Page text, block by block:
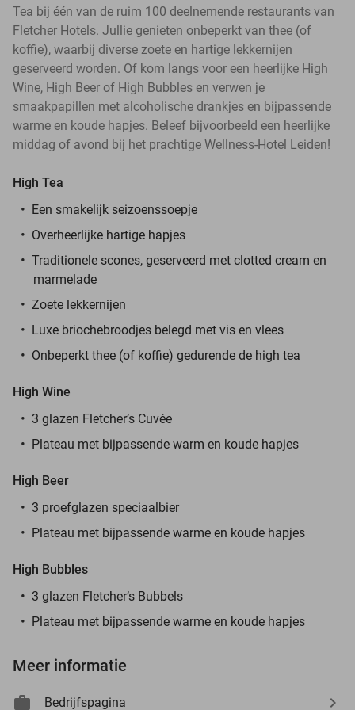
Tea bij één van de ruim 100 deelnemende restaurants van
Fletcher Hotels. Jullie genieten onbeperkt van thee (of
koffie), waarbij diverse zoete en hartige lekkernijen
geserveerd worden. Of kom langs voor een heerlijke High
Wine, High Beer of High Bubbles en verwen je
smaakpapillen met alcoholische drankjes en bijpassende
warme en koude hapjes. Beleef bijvoorbeeld een heerlijke
middag of avond bij het prachtige Wellness-Hotel Leiden!
High Tea
Een smakelijk seizoenssoepje
Overheerlijke hartige hapjes
Traditionele scones, geserveerd met clotted cream en
marmelade
Zoete lekkernijen
Luxe briochebroodjes belegd met vis en vlees
Onbeperkt thee (of koffie) gedurende de high tea
High Wine
3 glazen Fletcher’s Cuvée
Plateau met bijpassende warm en koude hapjes
High Beer
3 proefglazen speciaalbier
Plateau met bijpassende warme en koude hapjes
High Bubbles
3 glazen Fletcher’s Bubbels
Plateau met bijpassende warme en koude hapjes
Meer informatie
Bedrijfspagina